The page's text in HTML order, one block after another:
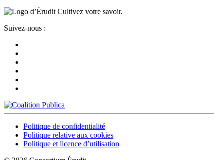
Cultivez votre savoir.
Suivez-nous :
Politique de confidentialité
Politique relative aux cookies
Politique et licence d’utilisation